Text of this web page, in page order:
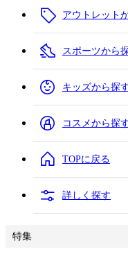
アウトレット
スポーツから
キッズから探
コスメから探
TOPに戻る
詳しく探す
特集